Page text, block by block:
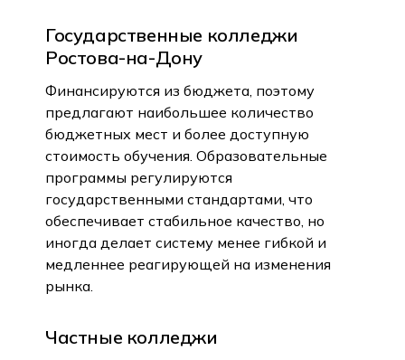
Государственные колледжи
Ростова-на-Дону
Финансируются из бюджета, поэтому
предлагают наибольшее количество
бюджетных мест и более доступную
стоимость обучения. Образовательные
программы регулируются
государственными стандартами, что
обеспечивает стабильное качество, но
иногда делает систему менее гибкой и
медленнее реагирующей на изменения
рынка.
Частные колледжи